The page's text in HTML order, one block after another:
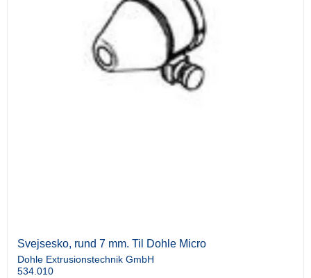
Svejsesko, rund 7 mm. Til Dohle Micro
Dohle Extrusionstechnik GmbH
534.010